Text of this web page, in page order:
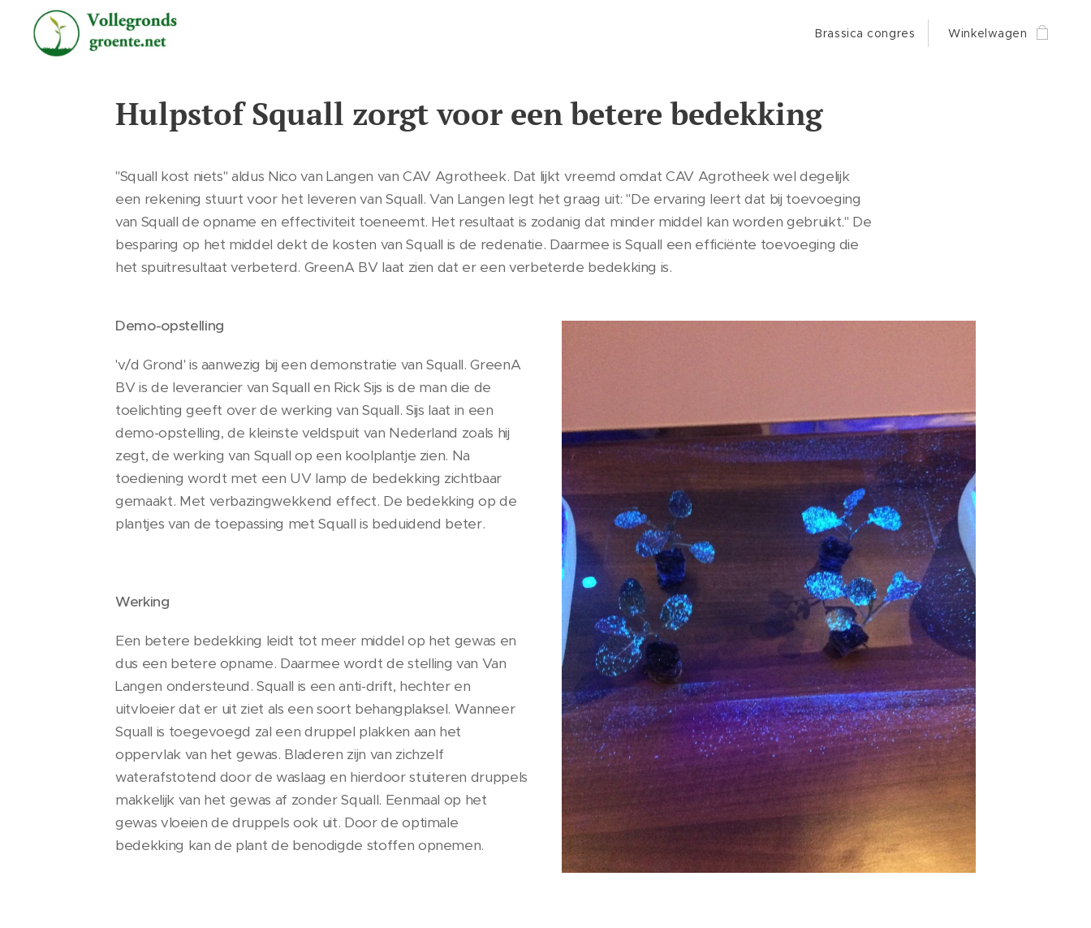
Brassica congres Winkelwagen
Hulpstof Squall zorgt voor een betere bedekking
"Squall kost niets" aldus Nico van Langen van CAV Agrotheek. Dat lijkt vreemd omdat CAV Agrotheek wel degelijk
een rekening stuurt voor het leveren van Squall. Van Langen legt het graag uit: "De ervaring leert dat bij toevoeging
van Squall de opname en effectiviteit toeneemt. Het resultaat is zodanig dat minder middel kan worden gebruikt." De
besparing op het middel dekt de kosten van Squall is de redenatie. Daarmee is Squall een efficiënte toevoeging die
het spuitresultaat verbeterd. GreenA BV laat zien dat er een verbeterde bedekking is.
Demo-opstelling
'v/d Grond' is aanwezig bij een demonstratie van Squall. GreenA
BV is de leverancier van Squall en Rick Sijs is de man die de
toelichting geeft over de werking van Squall. Sijs laat in een
demo-opstelling, de kleinste veldspuit van Nederland zoals hij
zegt, de werking van Squall op een koolplantje zien. Na
toediening wordt met een UV lamp de bedekking zichtbaar
gemaakt. Met verbazingwekkend effect. De bedekking op de
plantjes van de toepassing met Squall is beduidend beter.
Werking
Een betere bedekking leidt tot meer middel op het gewas en
dus een betere opname. Daarmee wordt de stelling van Van
Langen ondersteund. Squall is een anti-drift, hechter en
uitvloeier dat er uit ziet als een soort behangplaksel. Wanneer
Squall is toegevoegd zal een druppel plakken aan het
oppervlak van het gewas. Bladeren zijn van zichzelf
waterafstotend door de waslaag en hierdoor stuiteren druppels
makkelijk van het gewas af zonder Squall. Eenmaal op het
gewas vloeien de druppels ook uit. Door de optimale
bedekking kan de plant de benodigde stoffen opnemen.